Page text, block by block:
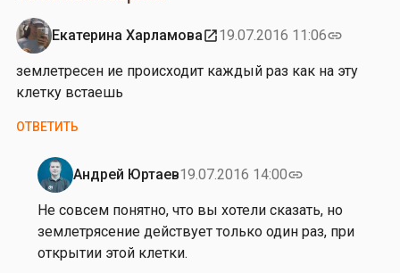
Екатерина Харламоваopen_in_new19.07.2016 11:06link
землетресен ие происходит каждый раз как на эту
клетку встаешь
ОТВЕТИТЬ
Андрей Юртаев19.07.2016 14:00link
Ответ
на
от
Е
Не совсем понятно, что вы хотели сказать, но
землетрясение действует только один раз, при
открытии этой клетки.